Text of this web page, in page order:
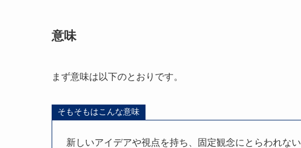
意味
まず意味は以下のとおりです。
そもそもはこんな意味
新しいアイデアや視点を持ち、固定観念にとらわれな